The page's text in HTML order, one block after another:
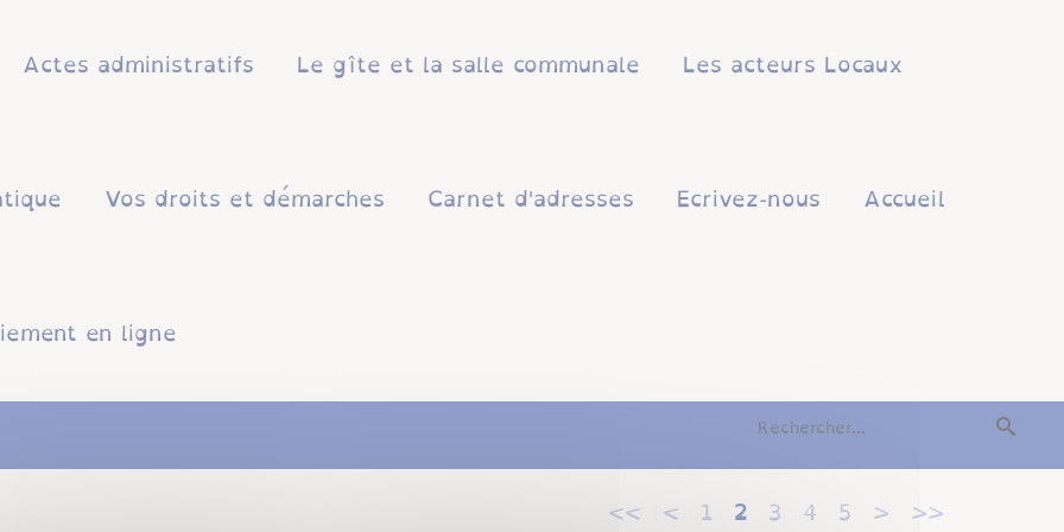
Actes administratifs Le gîte et la salle communale Les acteurs Locaux
Vos droits et démarches Carnet d'adresses Ecrivez-nous Accueil
en ligne
<< < 1 2 3 4 5 > >>